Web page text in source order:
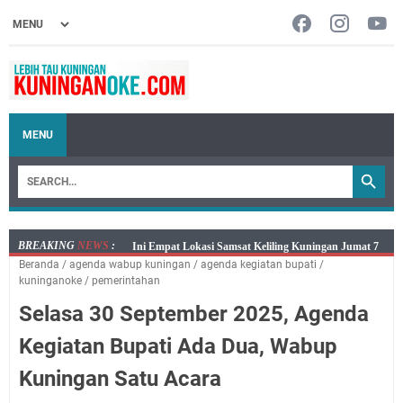
MENU
BREAKING NEWS :
Jumat 7 Agustus 2026 Mobil SIM Keliling Ada di
Kecamatan Sindangagung
Dicabut Dari Hidupmu, Kamu Akan Tetap Berjalan
Kelaparan Meskipun Memiliki Sekarung Penuh Uang
Salat Lima Waktu itu Bukan Cuma Kewajiban, Tapi
juga Tempat Beristirahat yang Paling Menenangkan, Ini
Beranda / agenda wabup kuningan / agenda kegiatan bupati /
kuninganoke / pemerintahan
Selasa 30 September 2025, Agenda
Kegiatan Bupati Ada Dua, Wabup
Kuningan Satu Acara